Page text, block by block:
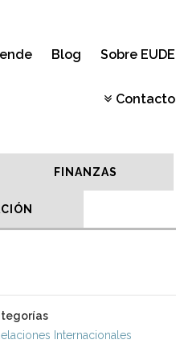
Blog Sobre EUDE
Contacto
FINANZAS
Internacionales